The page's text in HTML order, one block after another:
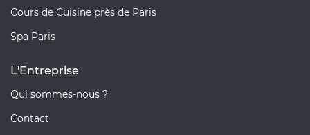
Cours de Cuisine près de Paris
Spa Paris
L'Entreprise
Qui sommes-nous ?
Contact